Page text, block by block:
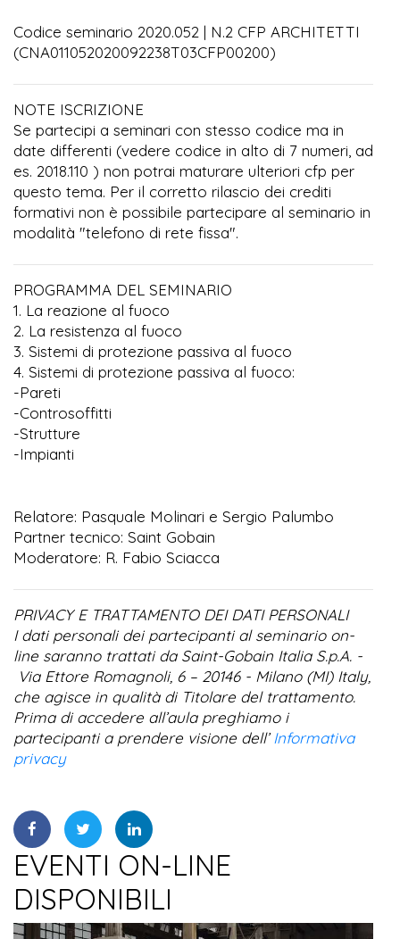
Codice seminario 2020.052 | N.2 CFP ARCHITETTI
(CNA011052020092238T03CFP00200)
NOTE ISCRIZIONE
Se partecipi a seminari con stesso codice ma in
date differenti (vedere codice in alto di 7 numeri, ad
es. 2018.110 ) non potrai maturare ulteriori cfp per
questo tema. Per il corretto rilascio dei crediti
formativi non è possibile partecipare al seminario in
modalità "telefono di rete fissa".
PROGRAMMA DEL SEMINARIO
1. La reazione al fuoco
2. La resistenza al fuoco
3. Sistemi di protezione passiva al fuoco
4. Sistemi di protezione passiva al fuoco:
-Pareti
-Controsoffitti
-Strutture
-Impianti
Relatore: Pasquale Molinari e Sergio Palumbo
Partner tecnico: Saint Gobain
Moderatore: R. Fabio Sciacca
PRIVACY E TRATTAMENTO DEI DATI PERSONALI
I dati personali dei partecipanti al seminario on-
line saranno trattati da Saint-Gobain Italia S.p.A. -
Via Ettore Romagnoli, 6 – 20146 - Milano (MI) Italy,
che agisce in qualità di Titolare del trattamento.
Prima di accedere all’aula preghiamo i
partecipanti a prendere visione dell’Informativa
privacy
EVENTI ON-LINE
DISPONIBILI